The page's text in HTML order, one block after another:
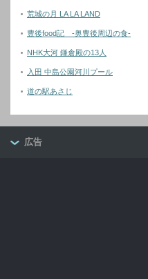
荒城の月 LA LA LAND
豊後food記 -奥豊後周辺の食-
NHK大河 鎌倉殿の13人
入田 中島公園河川プール
道の駅あさじ
広告